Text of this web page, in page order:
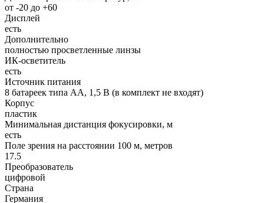
от -20 до +60
Дисплей
есть
Дополнительно
полностью просветленные линзы
ИК-осветитель
есть
Источник питания
8 батареек типа AA, 1,5 В (в комплект не входят)
Корпус
пластик
Минимальная дистанция фокусировки, м
есть
Поле зрения на расстоянии 100 м, метров
17.5
Преобразователь
цифровой
Страна
Германия